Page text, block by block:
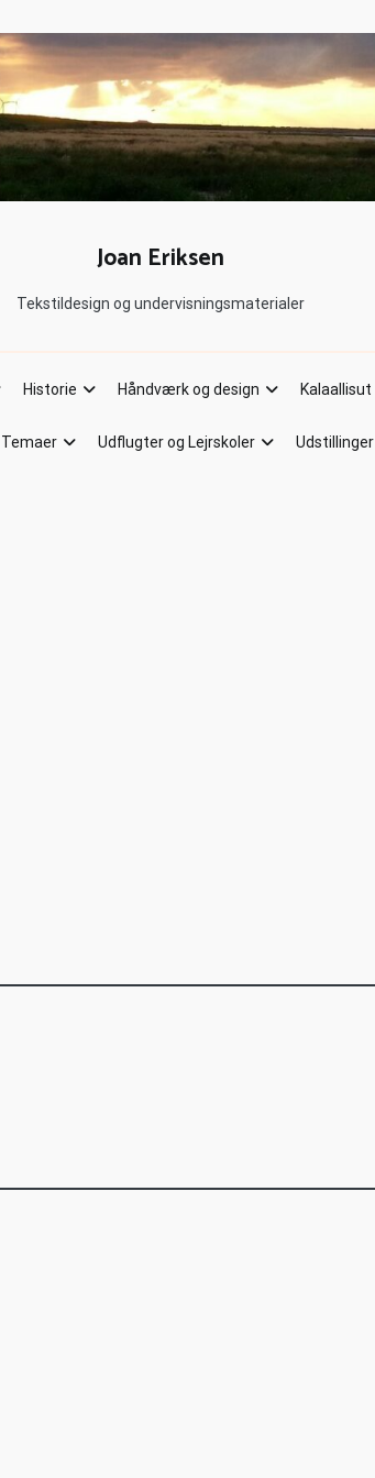
Joan Eriksen
Tekstildesign og undervisningsmaterialer
Historie Håndværk og design Kalaallisut
Temaer Udflugter og Lejrskoler Udstillinger